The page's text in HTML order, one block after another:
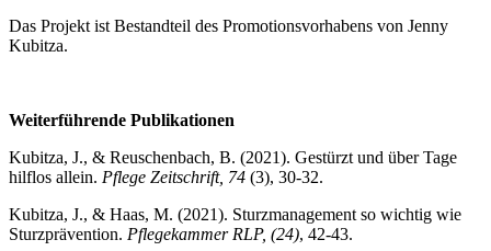
Das Projekt ist Bestandteil des Promotionsvorhabens von Jenny
Kubitza.
Weiterführende Publikationen
Kubitza, J., & Reuschenbach, B. (2021). Gestürzt und über Tage
hilflos allein. Pflege Zeitschrift, 74 (3), 30-32.
Kubitza, J., & Haas, M. (2021). Sturzmanagement so wichtig wie
Sturzprävention. Pflegekammer RLP, (24), 42-43.